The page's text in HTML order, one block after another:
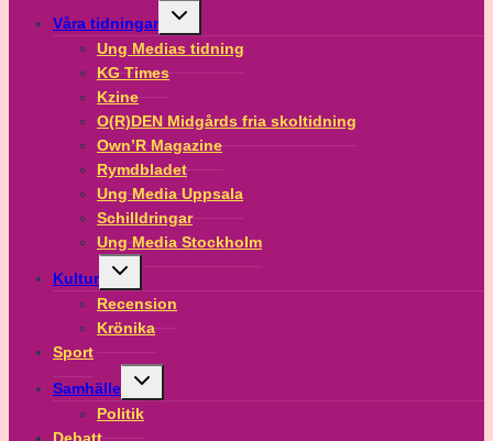
Våra tidningar
Toggle
menu
Ung Medias tidning
KG Times
Kzine
O(R)DEN Midgårds fria skoltidning
Own’R Magazine
Rymdbladet
Ung Media Uppsala
Schilldringar
Ung Media Stockholm
Kultur
Toggle
menu
Recension
Krönika
Sport
Samhälle
Toggle
menu
Politik